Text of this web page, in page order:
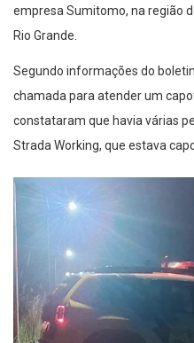
empresa Sumitomo, na região
Rio Grande.
Segundo informações do
chamada para atender um
constataram que havia várias
Strada Working, que estava